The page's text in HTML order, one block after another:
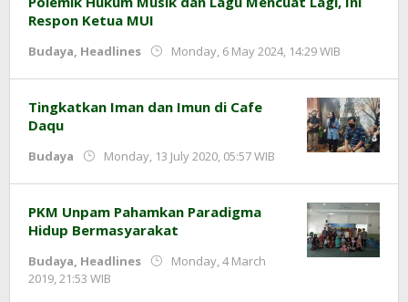
Respon Ketua MUI
Budaya, Headlines Monday, 6 May 2024, 14:29 WIB
Tingkatkan Iman dan Imun di Cafe
Daqu
Budaya Monday, 13 July 2020, 05:57 WIB
Prawiranegara
PKM Unpam Pahamkan Paradigma
Hidup Bermasyarakat
Budaya, Headlines
Monday, 4 March
2019, 21:53 WIB